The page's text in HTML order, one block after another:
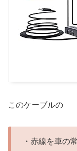
このケーブルの
・赤線を車の